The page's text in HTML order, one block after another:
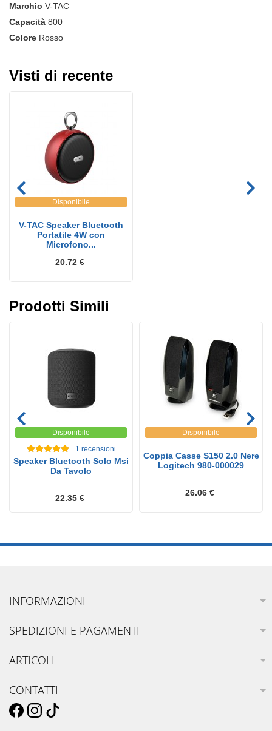
Marchio V-TAC
Capacità 800
Colore Rosso
Visti di recente
Disponibile
V-TAC Speaker Bluetooth
Portatile 4W con
Microfono...
20.72 €
Prodotti Simili
Disponibile
1 recensioni
Speaker Bluetooth Solo Msi
Da Tavolo
22.35 €
Disponibile
Coppia Casse S150 2.0 Nere
Logitech 980-000029
26.06 €
INFORMAZIONI
SPEDIZIONI E PAGAMENTI
ARTICOLI
CONTATTI